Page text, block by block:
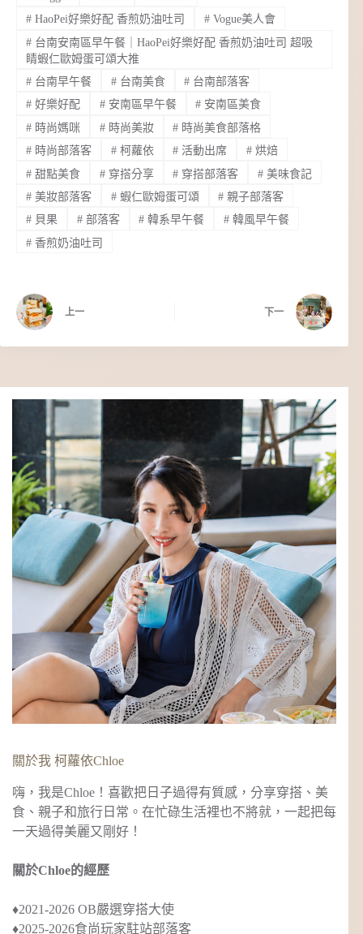
#HaoPei好樂好配 香煎奶油吐司 #Vogue美人會
#台南安南區早午餐｜HaoPei好樂好配 香煎奶油吐司 超吸
睛蝦仁歐姆蛋可頌大推
#台南早午餐 #台南美食 # 台南部落客
#好樂好配 #安南區早午餐 # 安南區美食
#時尚媽咪 #時尚美妝 # 時尚美食部落格
#時尚部落客 #柯蘿依 # 活動出席 # 烘焙
#甜點美食 #穿搭分享 # 穿搭部落客 # 美味食記
#美妝部落客 #蝦仁歐姆蛋可頌 # 親子部落客
#貝果 #部落客 # 韓系早午餐 # 韓風早午餐
#香煎奶油吐司
上一 下一
關於我 柯蘿依Chloe
嗨，我是Chloe！喜歡把日子過得有質感，分享穿搭、美
食、親子和旅行日常。在忙碌生活裡也不將就，一起把每
一天過得美麗又剛好！
關於Chloe的經歷
♦︎2021-2026 OB嚴選穿搭大使
♦︎2025-2026食尚玩家駐站部落客